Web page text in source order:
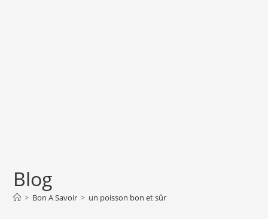
Blog
> Bon A Savoir > un poisson bon et sûr